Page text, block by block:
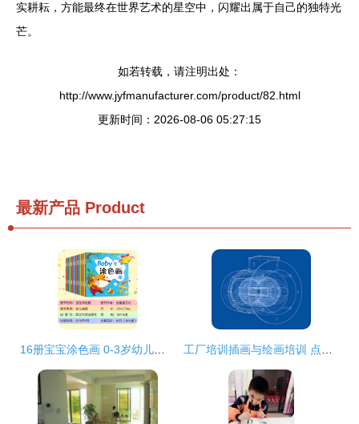
实耕耘，方能最终在世界艺术的星空中，闪耀出属于自己的独特光
芒。
如若转载，请注明出处：
http://www.jyfmanufacturer.com/product/82.html
更新时间：2026-08-06 05:27:15
最新产品 Product
16册宝宝涂色画 0-3岁幼儿学画的“又好又赞”之选 工厂培训插画与绘画培训 点亮创意之光，赋能实用美术